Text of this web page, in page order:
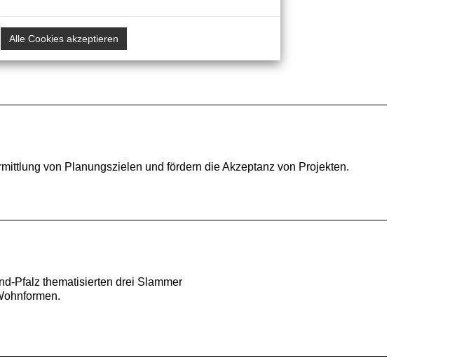
des Berufsstands und darüber, warum es
von Planungszielen und fördern die Akzeptanz von Projekten.
Pfalz thematisierten drei Slammer
Alle Cookies akzeptieren